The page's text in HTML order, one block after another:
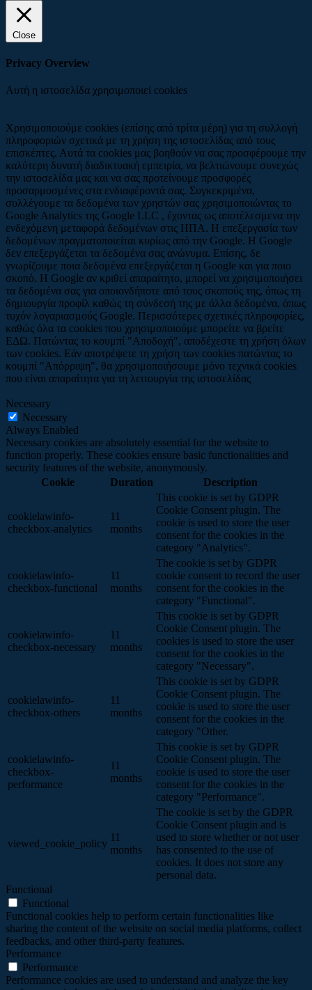
Close
Privacy Overview
Αυτή η ιστοσελίδα χρησιμοποιεί cookies
Χρησιμοποιούμε cookies (επίσης από τρίτα μέρη) για τη συλλογή
πληροφοριών σχετικά με τη χρήση της ιστοσελίδας από τους
επισκέπτες. Αυτά τα cookies μας βοηθούν να σας προσφέρουμε την
καλύτερη δυνατή διαδικτυακή εμπειρία, να βελτιώνουμε συνεχώς
την ιστοσελίδα μας και να σας προτείνουμε προσφορές
προσαρμοσμένες στα ενδιαφέροντά σας. Συγκεκριμένα,
συλλέγουμε τα δεδομένα των χρηστών σας χρησιμοποιώντας το
Google Analytics της Google LLC , έχοντας ως αποτέλεσμενα την
ενδεχόμενη μεταφορά δεδομένων στις ΗΠΑ. Η επεξεργασία των
δεδομένων πραγματοποιείται κυρίως από την Google. Η Google
δεν επεξεργάζεται τα δεδομένα σας ανώνυμα. Επίσης, δε
γνωρίζουμε ποια δεδομένα επεξεργάζεται η Google και για ποιο
σκοπό. Η Google αν κριθεί απαραίτητο, μπορεί να χρησιμοποιήσει
τα δεδομένα σας για οποιονδήποτε από τους σκοπούς της, όπως τη
δημιουργία προφίλ καθώς τη σύνδεσή της με άλλα δεδομένα, όπως
τυχόν λογαριασμούς Google. Περισσότερες σχετικές πληροφορίες,
καθώς όλα τα cookies που χρησιμοποιούμε μπορείτε να βρείτε
ΕΔΩ. Πατώντας το κουμπί "Αποδοχή", αποδέχεστε τη χρήση όλων
των cookies. Εάν αποτρέψετε τη χρήση των cookies πατώντας το
κουμπί "Απόρριψη", θα χρησιμοποιήσουμε μόνο τεχνικά cookies
που είναι απαραίτητα για τη λειτουργία της ιστοσελίδας
Necessary
Necessary
Always Enabled
Necessary cookies are absolutely essential for the website to
function properly. These cookies ensure basic functionalities and
security features of the website, anonymously.
Cookie
Duration Description
cookielawinfo-
checkbox-analytics
11
months
This cookie is set by GDPR
Cookie Consent plugin. The
cookie is used to store the user
consent for the cookies in the
category "Analytics".
cookielawinfo-
checkbox-functional
11
months
The cookie is set by GDPR
cookie consent to record the user
consent for the cookies in the
category "Functional".
cookielawinfo-
checkbox-necessary
11
months
This cookie is set by GDPR
Cookie Consent plugin. The
cookies is used to store the user
consent for the cookies in the
category "Necessary".
cookielawinfo-
checkbox-others
11
months
This cookie is set by GDPR
Cookie Consent plugin. The
cookie is used to store the user
consent for the cookies in the
category "Other.
cookielawinfo-
checkbox-
performance
11
months
This cookie is set by GDPR
Cookie Consent plugin. The
cookie is used to store the user
consent for the cookies in the
category "Performance".
viewed_cookie_policy
11
months
The cookie is set by the GDPR
Cookie Consent plugin and is
used to store whether or not user
has consented to the use of
cookies. It does not store any
personal data.
Functional
Functional
Functional cookies help to perform certain functionalities like
sharing the content of the website on social media platforms, collect
feedbacks, and other third-party features.
Performance
Performance
Performance cookies are used to understand and analyze the key